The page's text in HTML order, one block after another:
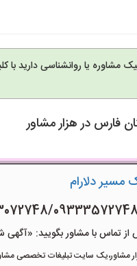
مشاوره یا روانشناسی دارید با
فارس در هزار مشاور
مسیر دلارام
09333572748
تماس با مشاور بگویید: «آگهی شما را در
مشاور،یک سایت تبلیغات تخصصی